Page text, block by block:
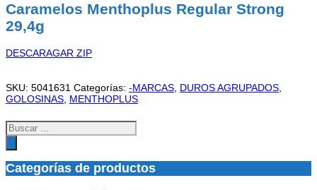
Caramelos Menthoplus Regular Strong
29,4g
DESCARAGAR ZIP
SKU: 5041631 Categorías: -MARCAS DUROS AGRUPADOS
GOLOSINAS MENTHOPLUS
Búsqueda
de
productos
Categorías de productos